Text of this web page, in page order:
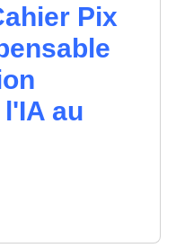
Pix
au